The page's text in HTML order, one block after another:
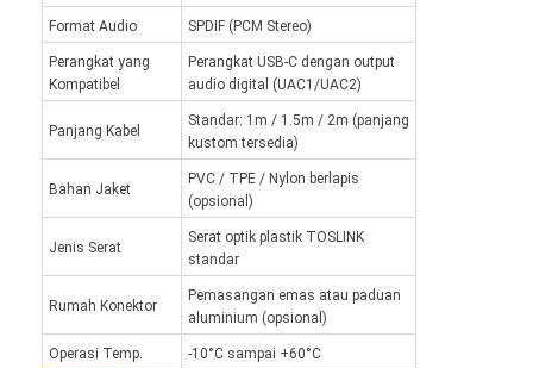
Format Audio SPDIF (PCM Stereo)
Perangkat yang
Kompatibel
Perangkat USB-C dengan output
audio digital (UAC1/UAC2)
Panjang Kabel
Standar: 1m / 1.5m / 2m (panjang
kustom tersedia)
Bahan Jaket
PVC / TPE / Nylon berlapis
(opsional)
Jenis Serat
Serat optik plastik TOSLINK
standar
Rumah Konektor
Pemasangan emas atau paduan
aluminium (opsional)
Operasi Temp. -10°C sampai +60°C